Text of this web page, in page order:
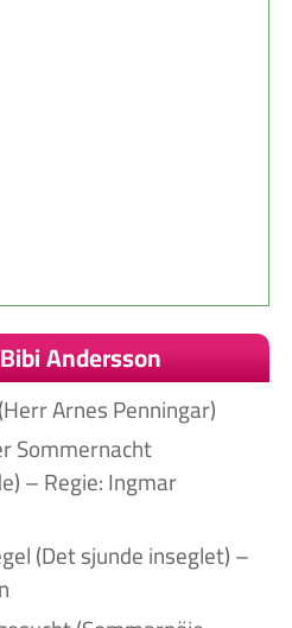
Andersson
Arnes Penningar)
Sommernacht
– Regie: Ingmar
(Det sjunde inseglet) –